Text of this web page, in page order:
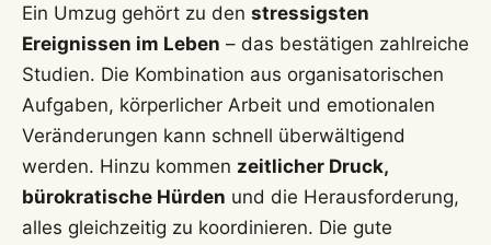
Ein Umzug gehört zu den stressigsten
Ereignissen im Leben – das bestätigen zahlreiche
Studien. Die Kombination aus organisatorischen
Aufgaben, körperlicher Arbeit und emotionalen
Veränderungen kann schnell überwältigend
werden. Hinzu kommen zeitlicher Druck,
bürokratische Hürden und die Herausforderung,
alles gleichzeitig zu koordinieren. Die gute